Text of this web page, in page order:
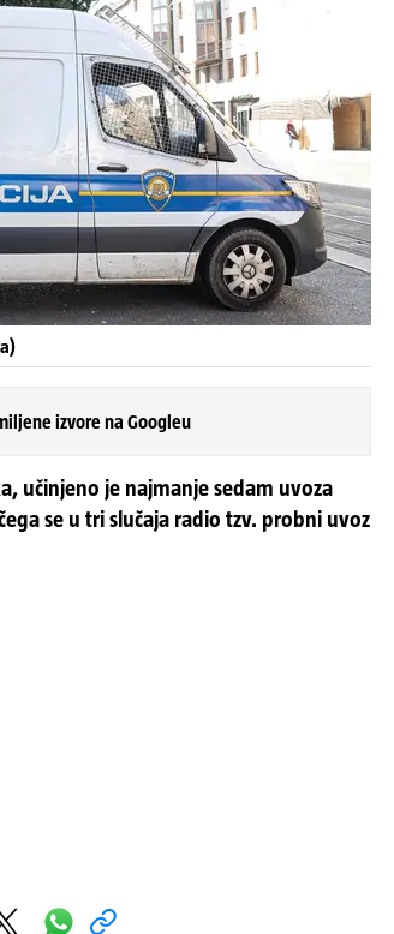
izvore na Googleu
učinjeno je najmanje sedam uvoza
se u tri slučaja radio tzv. probni uvoz